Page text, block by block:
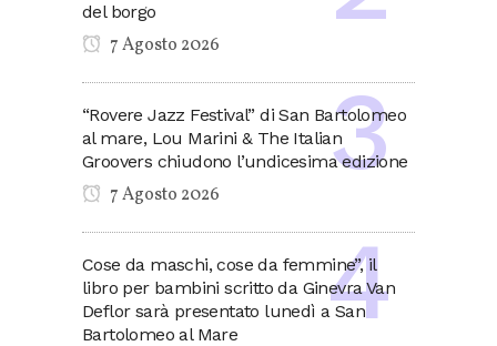
del borgo
7 Agosto 2026
“Rovere Jazz Festival” di San Bartolomeo
al mare, Lou Marini & The Italian
Groovers chiudono l’undicesima edizione
7 Agosto 2026
Cose da maschi, cose da femmine”, il
libro per bambini scritto da Ginevra Van
Deflor sarà presentato lunedì a San
Bartolomeo al Mare